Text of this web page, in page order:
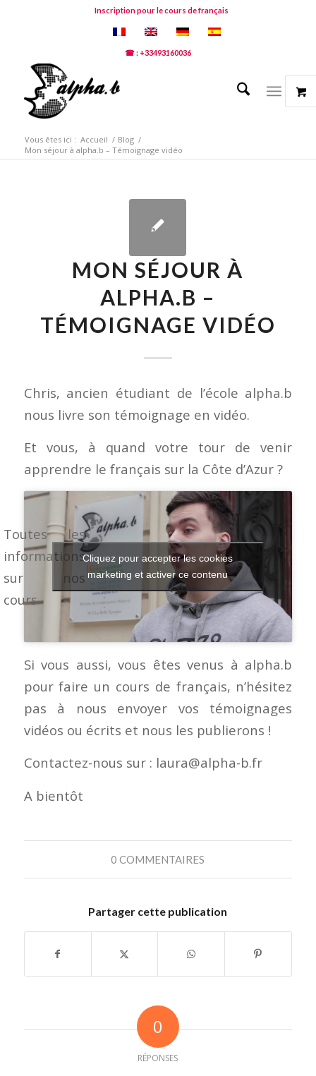
Inscription pour le cours de français
☎ : +33493160036
Vous êtes ici : Accueil / Blog /
Mon séjour à alpha.b – Témoignage vidéo
MON SÉJOUR À
ALPHA.B –
TÉMOIGNAGE VIDÉO
Chris, ancien étudiant de l’école alpha.b
nous livre son témoignage en vidéo.
Et vous, à quand votre tour de venir
apprendre le français sur la Côte d’Azur ?
Toutes les
informations
sur nos
cours
ici.
Cliquez pour accepter les cookies
marketing et activer ce contenu
Si vous aussi, vous êtes venus à alpha.b
pour faire un cours de français, n’hésitez
pas à nous envoyer vos témoignages
vidéos ou écrits et nous les publierons !
Contactez-nous sur : laura@alpha-b.fr
A bientôt
0 COMMENTAIRES
Partager cette publication
0
RÉPONSES